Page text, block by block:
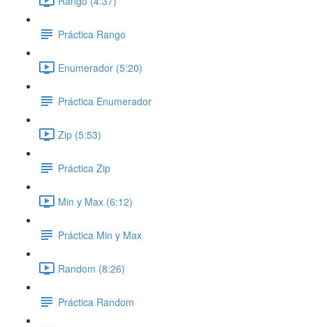
Práctica Rango
Enumerador (5:20)
Práctica Enumerador
Zip (5:53)
Práctica Zip
Min y Max (6:12)
Práctica Min y Max
Random (8:26)
Práctica Random